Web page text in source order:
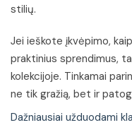
stilių.
Jei ieškote įkvėpimo,
praktinius sprendimus,
kolekcijoje. Tinkamai
ne tik gražią, bet ir
Dažniausiai užduodami